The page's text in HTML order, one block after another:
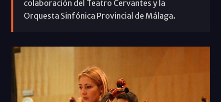
colaboración del Teatro Cervantes y la
Orquesta Sinfónica Provincial de Málaga.